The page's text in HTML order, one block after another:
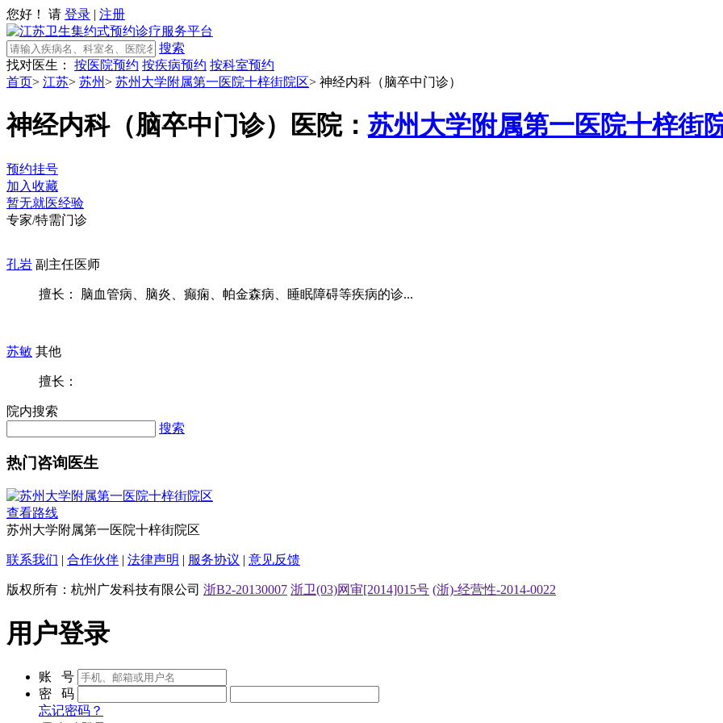
您好！ 请 登录 | 注册
搜索
找对医生：
按医院预约 按疾病预约 按科室预约
首页> 江苏> 苏州> 苏州大学附属第一医院十梓街院区> 神经内科（脑卒中门诊）
神经内科（脑卒中门诊） 医院： 苏州大学附属第一医院十梓街
预约挂号
加入收藏
暂无就医经验
专家/特需门诊
孔岩 副主任医师
擅长： 脑血管病、脑炎、癫痫、帕金森病、睡眠障碍等疾病的诊...
苏敏 其他
擅长：
院内搜索
搜索
热门咨询医生
查看路线
苏州大学附属第一医院十梓街院区
联系我们 | 合作伙伴 | 法律声明 | 服务协议 | 意见反馈
版权所有：杭州广发科技有限公司 浙B2-20130007 浙卫(03)网审[2014]015号 (浙)-经营性-2014-0022
用户登录
账 号
密 码
忘记密码？